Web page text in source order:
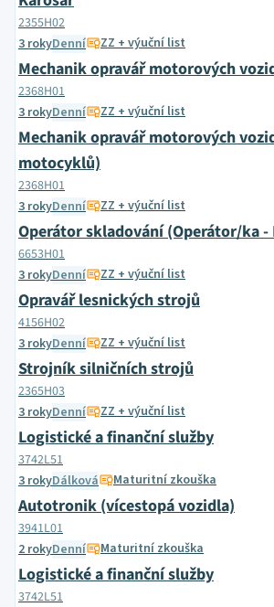
2355H02
3 rokyDenní ZZ + výuční list
Mechanik opravář motorových
2368H01
3 rokyDenní ZZ + výuční list
Mechanik opravář motorových
motocyklů)
2368H01
3 rokyDenní ZZ + výuční list
Operátor skladování (Operátor/ka
6653H01
3 rokyDenní ZZ + výuční list
Opravář lesnických strojů
4156H02
3 rokyDenní ZZ + výuční list
Strojník silničních strojů
2365H03
3 rokyDenní ZZ + výuční list
Logistické a finanční služby
3742L51
3 rokyDálková Maturitní zkouška
Autotronik (vícestopá vozidla)
3941L01
2 rokyDenní Maturitní zkouška
Logistické a finanční služby
3742L51